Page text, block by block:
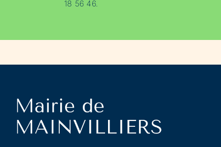
18 56 46.